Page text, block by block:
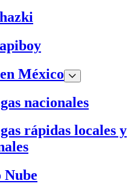
México
nacionales
rápidas locales y
Nube